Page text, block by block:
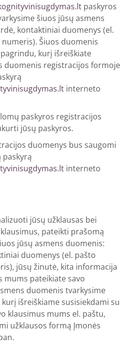
paskyros
šiuos jūsų asmens
kontaktiniai duomenys (el.
Šiuos duomenis
kurį išreiškiate
duomenis registracijos formoje
interneto
paskyros registracijos
jūsų paskyros.
duomenys bus saugomi
interneto
jūsų užklausas bei
pateikti prašomą
jūsų asmens duomenis:
duomenys (el. pašto
jūsų žinutė, kita informacija
mums pateikiate savo
duomenis tvarkysime
išreiškiame susisiekdami su
klausimus mums el. paštu,
užklausos formą Įmonės